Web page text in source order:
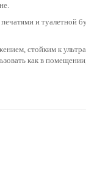
и туалетной
стойким к
как в